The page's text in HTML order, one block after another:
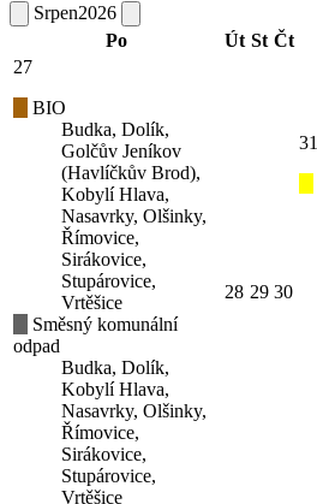
Srpen2026
Po
Út St Čt
27
BIO
Budka, Dolík,
Golčův Jeníkov
(Havlíčkův Brod),
Kobylí Hlava,
Nasavrky, Olšinky,
Římovice,
Sirákovice,
Stupárovice,
Vrtěšice
Směsný komunální
odpad
Budka, Dolík,
Kobylí Hlava,
Nasavrky, Olšinky,
Římovice,
Sirákovice,
Stupárovice,
Vrtěšice
28 29 30
31